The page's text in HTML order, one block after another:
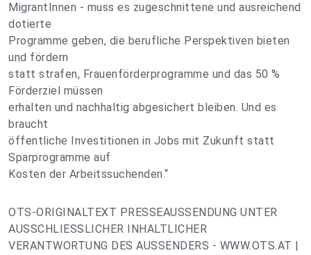
MigrantInnen - muss es zugeschnittene und ausreichend
dotierte
Programme geben, die berufliche Perspektiven bieten
und fördern
statt strafen, Frauenförderprogramme und das 50 %
Förderziel müssen
erhalten und nachhaltig abgesichert bleiben. Und es
braucht
öffentliche Investitionen in Jobs mit Zukunft statt
Sparprogramme auf
Kosten der Arbeitssuchenden.“
OTS-ORIGINALTEXT PRESSEAUSSENDUNG UNTER
AUSSCHLIESSLICHER INHALTLICHER
VERANTWORTUNG DES AUSSENDERS - WWW.OTS.AT |